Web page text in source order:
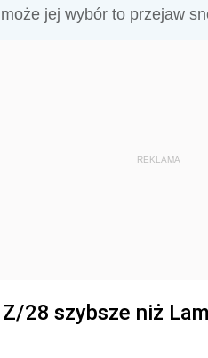
jej wybór to przejaw
REKLAMA
28 szybsze niż